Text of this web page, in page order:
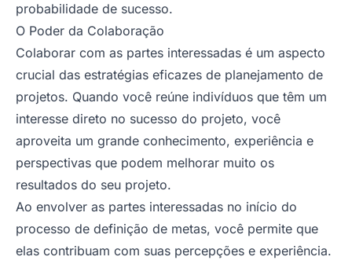
probabilidade de sucesso.
O Poder da Colaboração
Colaborar com as partes interessadas é um aspecto
crucial das estratégias eficazes de planejamento de
projetos. Quando você reúne indivíduos que têm um
interesse direto no sucesso do projeto, você
aproveita um grande conhecimento, experiência e
perspectivas que podem melhorar muito os
resultados do seu projeto.
Ao envolver as partes interessadas no início do
processo de definição de metas, você permite que
elas contribuam com suas percepções e experiência.